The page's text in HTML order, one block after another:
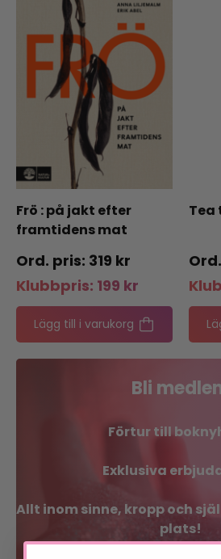
Frö : på jakt efter
framtidens mat
319 kr
Klubbpris: 199 kr
Lägg till i varukorg
Tea
Bli
Förtur till
Exklusiva
Allt inom sinne, kropp och
plats!